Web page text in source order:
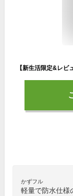
かずフル
軽量で防水仕様